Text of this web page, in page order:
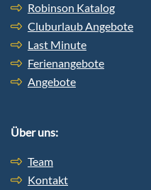
Robinson Katalog
Cluburlaub Angebote
Last Minute
Ferienangebote
Angebote
Über uns:
Team
Kontakt